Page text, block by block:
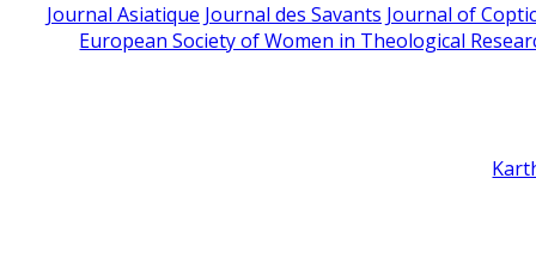
Journal Asiatique Journal des Savants Journal of
European Society of Women in Theological